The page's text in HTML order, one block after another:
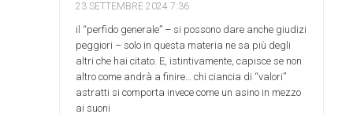
23 SETTEMBRE 2024 7:36
il “perfido generale” – si possono dare anche giudizi
peggiori – solo in questa materia ne sa più degli
altri che hai citato. E, istintivamente, capisce se non
altro come andrà a finire… chi ciancia di “valori”
astratti si comporta invece come un asino in mezzo
ai suoni